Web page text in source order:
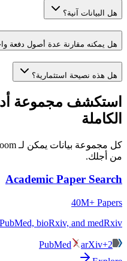
هل البيانات آنية؟
هل يمكنه مقارنة عدة أصول دفعة
هل هذه نصيحة استثمارية؟
استكشف مجموعة
الكاملة
من أجلك.
Academic Paper Search
40M+ Papers
bioRxiv, and medRxiv
PubMed arXiv+2